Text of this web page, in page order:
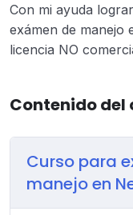
Con mi ayuda
exámen de manejo
licencia NO
Contenido del
Curso para
manejo en